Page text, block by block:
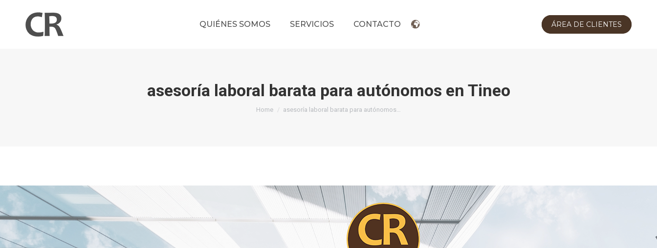
QUIÉNES SOMOS SERVICIOS CONTACTO ÁREA DE CLIENTES
asesoría laboral barata para autónomos en Tineo
You are here:
Home asesoría laboral barata para autónomos…